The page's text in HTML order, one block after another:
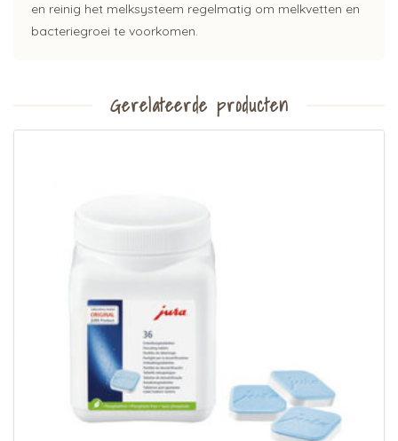
en reinig het melksysteem regelmatig om melkvetten en
bacteriegroei te voorkomen.
Gerelateerde producten